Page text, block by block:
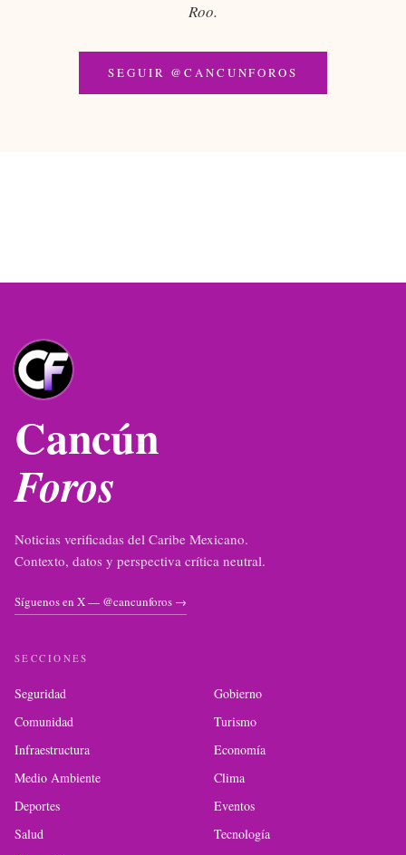
Roo.
SEGUIR @CANCUNFOROS
Cancún
Foros
Noticias verificadas del Caribe Mexicano.
Contexto, datos y perspectiva crítica neutral.
Síguenos en X — @cancunforos →
SECCIONES
Seguridad
Gobierno
Comunidad
Turismo
Infraestructura
Economía
Medio Ambiente
Clima
Deportes
Eventos
Salud
Tecnología